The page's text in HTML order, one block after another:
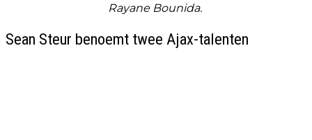
Rayane Bounida.
Sean Steur benoemt twee Ajax-talenten